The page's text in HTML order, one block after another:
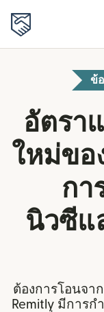
ข้
อัตรา
ใหม่ขอ
กา
นิวซีแ
ต้องการโอนจา
Remitly มีการ